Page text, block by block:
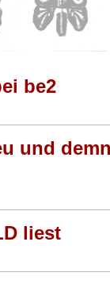
be2
und
liest